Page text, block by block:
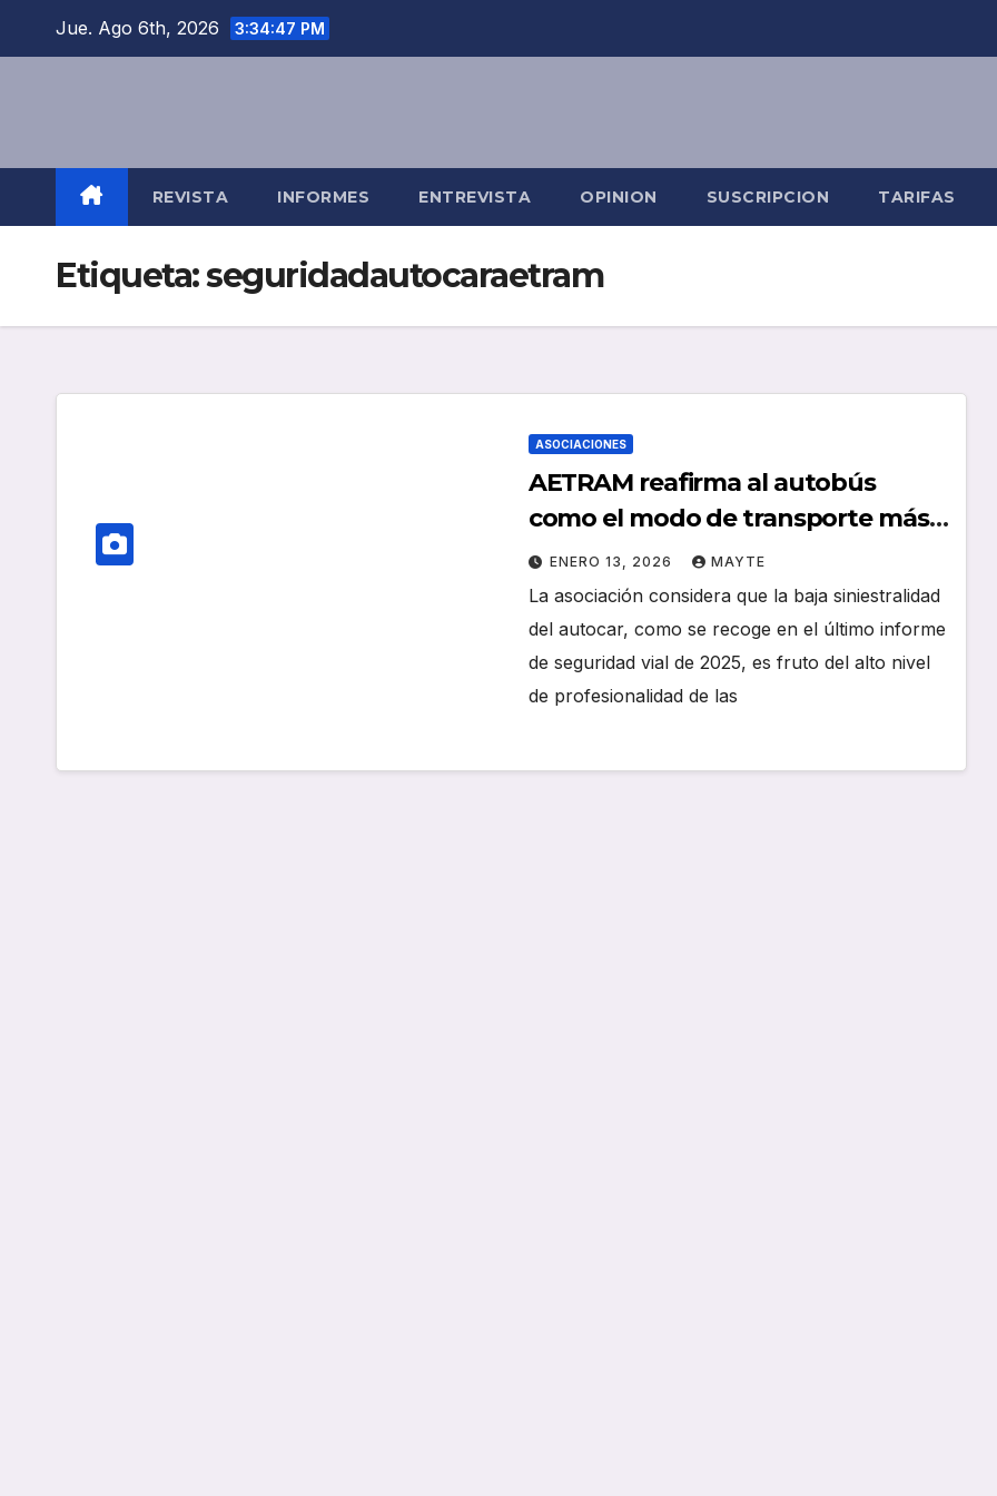
Jue. Ago 6th, 2026 3:34:47 PM
REVISTA INFORMES ENTREVISTA OPINION SUSCRIPCION TARIFAS
Etiqueta:seguridadautocaraetram
ASOCIACIONES
AETRAM reafirma al autobús
como el modo de transporte más
seguro en carretera
ENERO 13, 2026 MAYTE
La asociación considera que la baja siniestralidad
del autocar, como se recoge en el último informe
de seguridad vial de 2025, es fruto del alto nivel
de profesionalidad de las